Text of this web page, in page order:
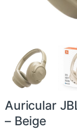
​Auricular
– Beige